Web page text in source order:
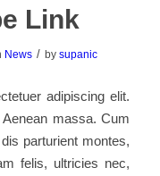
Link
News / bysupanic
adipiscing elit.
massa. Cum
parturient montes,
felis, ultricies nec,